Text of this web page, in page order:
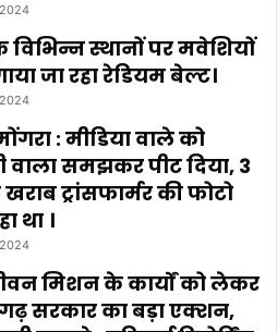
स्थानों पर मवेशियों
जा रहा रेडियम बेल्ट।
: मीडिया वाले को
वाला समझकर पीट दिया, 3
ट्रांसफार्मर की फोटो
था ।
मिशन के कार्यों को लेकर
सरकार का बड़ा एक्शन,